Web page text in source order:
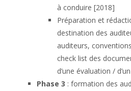
à conduire [2018]
Préparation et
destination des
auditeurs,
check list des
d’une évaluation /
Phase 3 : formation des